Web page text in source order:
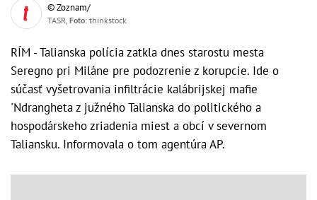
© Zoznam/
TASR, Foto: thinkstock
RÍM - Talianska polícia zatkla dnes starostu mesta
Seregno pri Miláne pre podozrenie z korupcie. Ide o
súčasť vyšetrovania infiltrácie kalábrijskej mafie
'Ndrangheta z južného Talianska do politického a
hospodárskeho zriadenia miest a obcí v severnom
Taliansku. Informovala o tom agentúra AP.